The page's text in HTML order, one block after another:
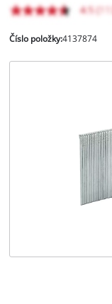
Číslo položky:4137874